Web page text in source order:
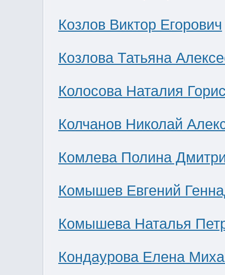
Козлов Виктор Егорович
Козлова Татьяна
Колосова Наталия
Колчанов Николай
Комлева Полина
Комышев Евгений
Комышева Наталья
Кондаурова Елена